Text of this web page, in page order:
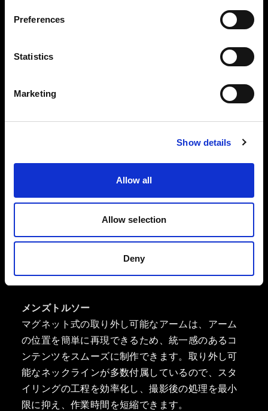
Preferences
Statistics
Marketing
Show details
Allow all
Allow selection
Deny
レディースレッグセットにはハイウエストとロー
ウエストがあり、幅広いファッションスタイルを
撮影できます。ジーンズ、パンツ、スカートのス
タイリングが簡単にできるように、マネキンレッ
り、キャディーに設置したりできます。
メンズトルソー
マグネット式の取り外し可能なアームは、アーム
の位置を簡単に再現できるため、統一感のあるコ
ンテンツをスムーズに制作できます。取り外し可
能なネックラインが多数付属しているので、スタ
イリングの工程を効率化し、撮影後の処理を最小
限に抑え、作業時間を短縮できます。